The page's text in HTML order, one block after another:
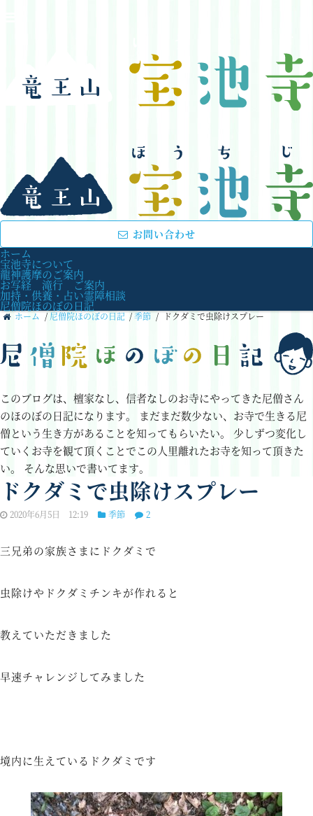
お問い合わせ
ホーム
宝池寺について
龍神護摩のご案内
お写経 滝行 ご案内
加持・供養・占い霊障相談
尼僧院ほのぼの日記
ホーム / 尼僧院ほのぼの日記 /季節 / ドクダミで虫除けスプレー
このブログは、檀家なし、信者なしのお寺にやってきた尼僧さん
のほのぼの日記になります。 まだまだ数少ない、お寺で生きる尼
僧という生き方があることを知ってもらいたい。
少しずつ変化し
ていくお寺を観て頂くことでこの人里離れたお寺を知って頂きた
い。 そんな思いで書いてます。
ドクダミで虫除けスプレー
2020年6月5日 12:19 季節 2
三兄弟の家族さまにドクダミで
虫除けやドクダミチンキが作れると
教えていただきました
早速チャレンジしてみました
境内に生えているドクダミです